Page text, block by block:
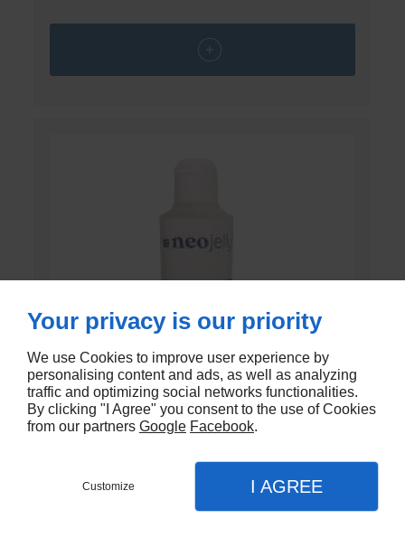
GEL DE CONTACT UNI’GEL
Your privacy is our priority
We use Cookies to improve user experience by
personalising content and ads, as well as analyzing
traffic and optimizing social networks functionalities.
By clicking "I Agree" you consent to the use of Cookies
from our partners Google Facebook.
Customize I AGREE